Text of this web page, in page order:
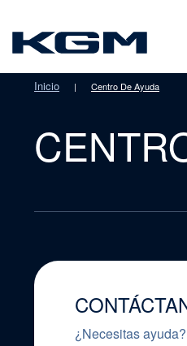
Inicio | Centro De Ayuda
¿Necesitas